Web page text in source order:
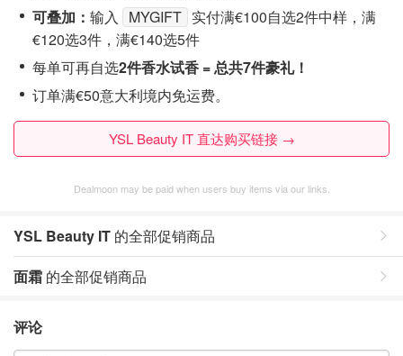
可叠加： 输入 MYGIFT 实付满€100自选2件中样，满
€120选3件，满€140选5件
每单可再自选2件香水试香 =总共7件豪礼！
订单满€50意大利境内免运费。
YSL Beauty IT 直达购买链接 →
Dealmoon may be paid when users buy items via our links.
YSL Beauty IT 的全部促销商品
面霜 的全部促销商品
评论